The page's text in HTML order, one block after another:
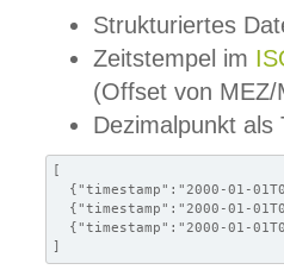
Strukturiertes
Zeitstempel im
(Offset von MEZ/
Dezimalpunkt als
[
{"timestamp":"2000-01-
{"timestamp":"2000-01-
{"timestamp":"2000-01-
]